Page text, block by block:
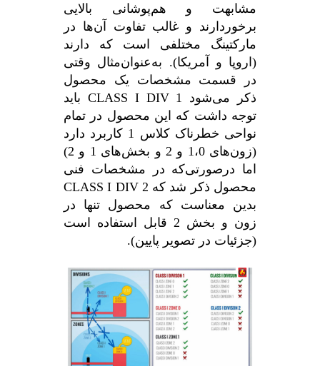
مشابهت و هم‌پوشانی بالایی
برخوردارند و غالب تفاوت آن‌ها در
مارکتینگ مختلفی است که دارند
(اروپا و آمریکا). به‌عنوان‌مثال وقتی
در قسمت مشخصات یک محصول
ذکر می‌شود CLASS I DIV 1 باید
توجه داشت که این محصول در تمام
نواحی خطرناک کلاس 1 کاربرد دارد
(زون‌های 1،0 و 2 و بخش‌های 1 و 2)
اما درصورتی‌که در مشخصات فنی
محصول ذکر شد که CLASS I DIV 2
بدین معناست که محصول تنها در
زون و بخش 2 قابل استفاده است
(جزئیات در تصویر پایین).